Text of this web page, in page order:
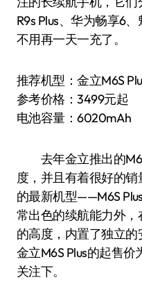
R9s Plus、华为畅享6
不用再一天一充了。
推荐机型：金立M6S
参考价格：3499元起
电池容量：6020mAh
去年金立推出的M6
度，并且有着很好的
的最新机型——M6S
常出色的续航能力外
的高度，内置了独立的
金立M6S Plus的起售
关注下。